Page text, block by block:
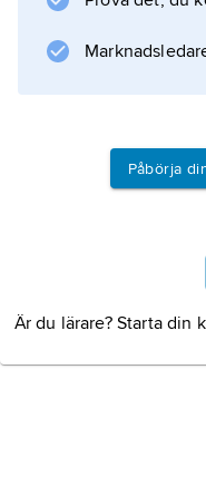
Påbörja
Är du lärare? Starta din